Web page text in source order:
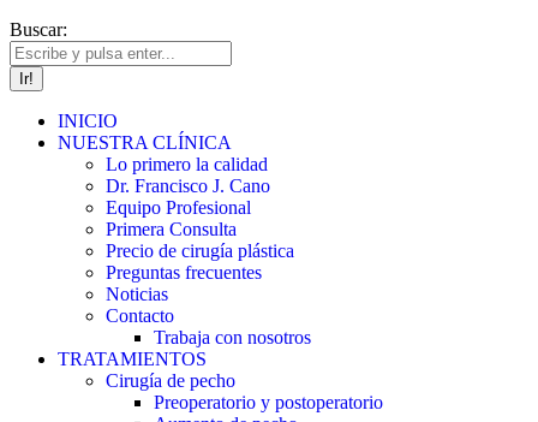
Buscar:
INICIO
NUESTRA CLÍNICA
Lo primero la calidad
Dr. Francisco J. Cano
Equipo Profesional
Primera Consulta
Precio de cirugía plástica
Preguntas frecuentes
Noticias
Contacto
Trabaja con nosotros
TRATAMIENTOS
Cirugía de pecho
Preoperatorio y postoperatorio